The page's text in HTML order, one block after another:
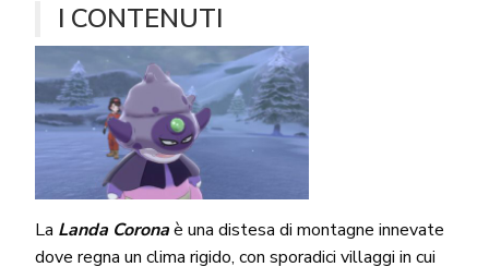
I CONTENUTI
La Landa Coronaè una distesa di montagne innevate
dove regna un clima rigido, con sporadici villaggi in cui